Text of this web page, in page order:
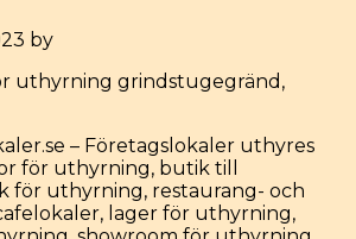
by
uthyrning grindstugegränd,
– Företagslokaler uthyres
för uthyrning, butik till
för uthyrning, restaurang- och
lager för uthyrning,